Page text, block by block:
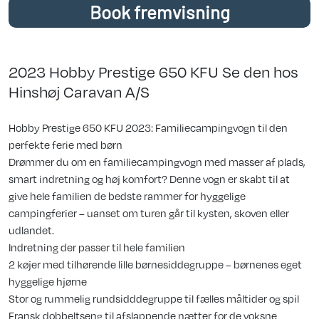
Book fremvisning
2023 Hobby Prestige 650 KFU Se den hos
Hinshøj Caravan A/S
Hobby Prestige 650 KFU 2023: Familiecampingvogn til den
perfekte ferie med børn
Drømmer du om en familiecampingvogn med masser af plads,
smart indretning og høj komfort? Denne vogn er skabt til at
give hele familien de bedste rammer for hyggelige
campingferier – uanset om turen går til kysten, skoven eller
udlandet.
Indretning der passer til hele familien
2 køjer med tilhørende lille børnesiddegruppe – børnenes eget
hyggelige hjørne
Stor og rummelig rundsidddegruppe til fælles måltider og spil
Fransk dobbeltseng til afslappende nætter for de voksne